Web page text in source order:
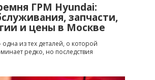
ГРМ Hyundai:
запчасти,
и цены в Москве
из тех деталей, о которой
редко, но последствия